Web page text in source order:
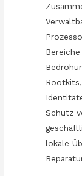
Schutz
lokale